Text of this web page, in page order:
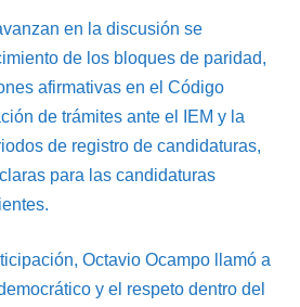
en la discusión se
de los bloques de paridad,
afirmativas en el Código
de trámites ante el IEM y la
de registro de candidaturas,
para las candidaturas
Octavio Ocampo llamó a
y el respeto dentro del